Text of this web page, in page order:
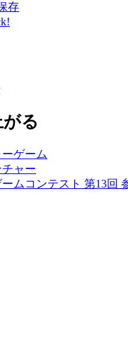
存
る
ゲーム
ャー
ムコンテスト 第13回